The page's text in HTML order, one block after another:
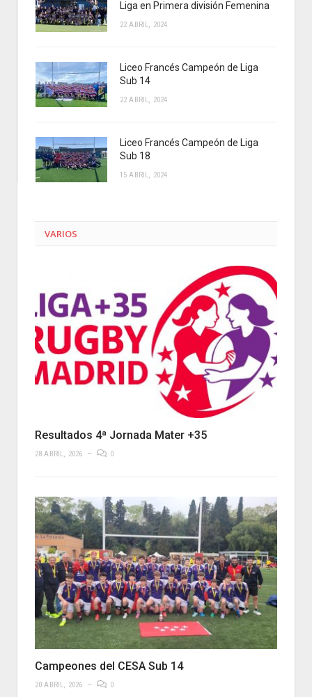
Liga en Primera división Femenina
22 ABRIL, 2024
Liceo Francés Campeón de Liga
Sub 14
22 ABRIL, 2024
Liceo Francés Campeón de Liga
Sub 18
15 ABRIL, 2024
VARIOS
Resultados 4ª Jornada Mater +35
28 ABRIL, 2026 0
Campeones del CESA Sub 14
20 ABRIL, 2026 0